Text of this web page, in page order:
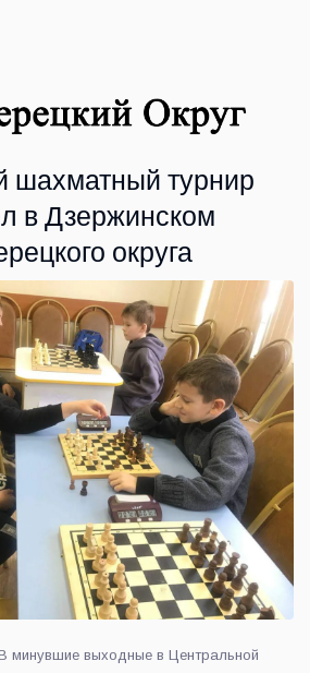
шахматный турнир
в Дзержинском
округа
минувшие выходные в Центральной